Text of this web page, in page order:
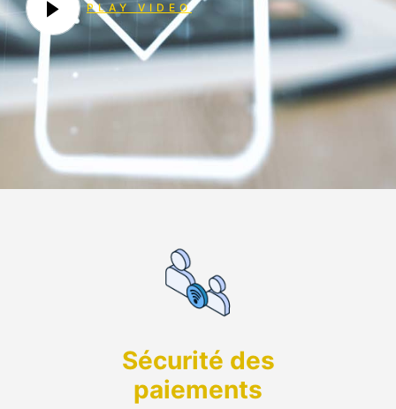
PLAY VIDEO
Sécurité des
paiements